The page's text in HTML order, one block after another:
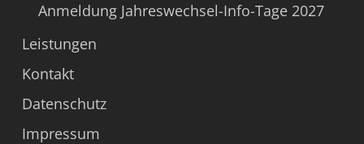
Anmeldung Jahreswechsel-Info-Tage 2027
Leistungen
Kontakt
Datenschutz
Impressum